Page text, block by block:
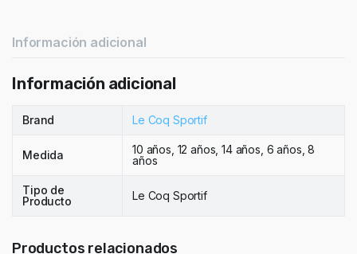
Información adicional
Información adicional
Brand Le Coq Sportif
Medida
10 años, 12 años, 14 años, 6 años, 8
años
Tipo de
Producto
Le Coq Sportif
Productos relacionados